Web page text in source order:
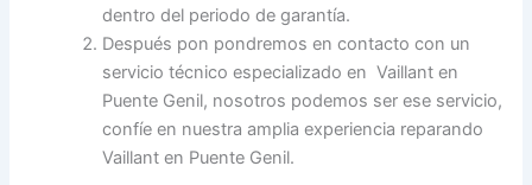
dentro del periodo de garantía.
Después pon pondremos en contacto con un
servicio técnico especializado en Vaillant en
Puente Genil, nosotros podemos ser ese servicio,
confíe en nuestra amplia experiencia reparando
Vaillant en Puente Genil.